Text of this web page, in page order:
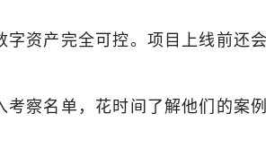
资产完全可控。项目上线前还
考察名单，花时间了解他们的案